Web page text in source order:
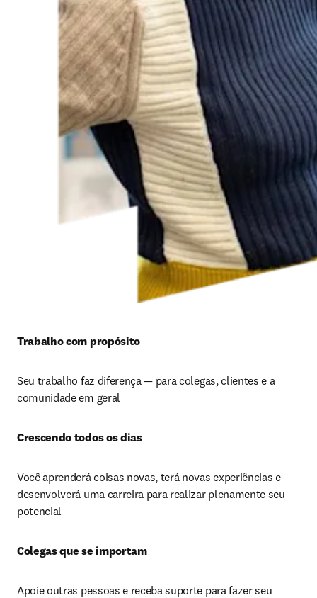
Trabalho com propósito
Seu trabalho faz diferença — para colegas, clientes e a
comunidade em geral
Crescendo todos os dias
Você aprenderá coisas novas, terá novas experiências e
desenvolverá uma carreira para realizar plenamente seu
potencial
Colegas que se importam
Apoie outras pessoas e receba suporte para fazer seu